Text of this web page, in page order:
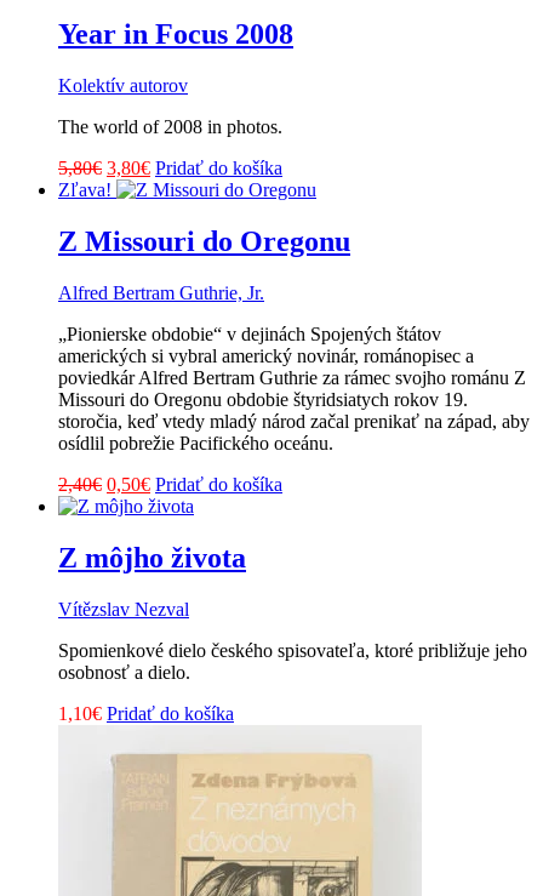
Year in Focus 2008
Kolektív autorov
The world of 2008 in photos.
5,80€ Pôvodná
cena
5,80€.
3,80€Aktuálna
cena
3,80€.
Pridať do košíka
Zľava!
Z Missouri do Oregonu
Alfred Bertram Guthrie, Jr.
„Pionierske obdobie“ v dejinách Spojených štátov
amerických si vybral americký novinár, románopisec a
poviedkár Alfred Bertram Guthrie za rámec svojho románu Z
Missouri do Oregonu obdobie štyridsiatych rokov 19.
storočia, keď vtedy mladý národ začal prenikať na západ, aby
osídlil pobrežie Pacifického oceánu.
2,40€ Pôvodná
cena
2,40€.
0,50€Aktuálna
cena
0,50€.
Pridať do košíka
Z môjho života
Vítězslav Nezval
Spomienkové dielo českého spisovateľa, ktoré približuje jeho
osobnosť a dielo.
1,10€ Pridať do košíka